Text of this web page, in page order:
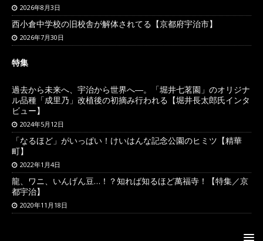
2026年8月3日
西小倉中学校の旧校舎が解体されてる【京都府宇治市】
2026年7月30日
特集
過去から未来へ、宇治から世界へ―。「堀井七茗園」のオリジナ
ル品種「成里乃」改植後の初摘み行われる【堀井長太郎氏インタ
ビュー】
2024年5月12日
「なるほど」がいっぱい！けいはんな記念公園のヒミツ【精華
町】
2022年1月4日
龍、ワニ、いんげん豆…！？知れば知るほど萬福寺！【特集／京
都宇治】
2020年11月18日